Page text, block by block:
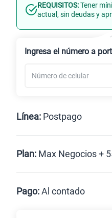
Línea Nueva
REQUISITOS:Tener
actual, sin deudas y
Ingresa el número a
Línea: Postpago
Plan: Max Negocios +
Pago:Al contado